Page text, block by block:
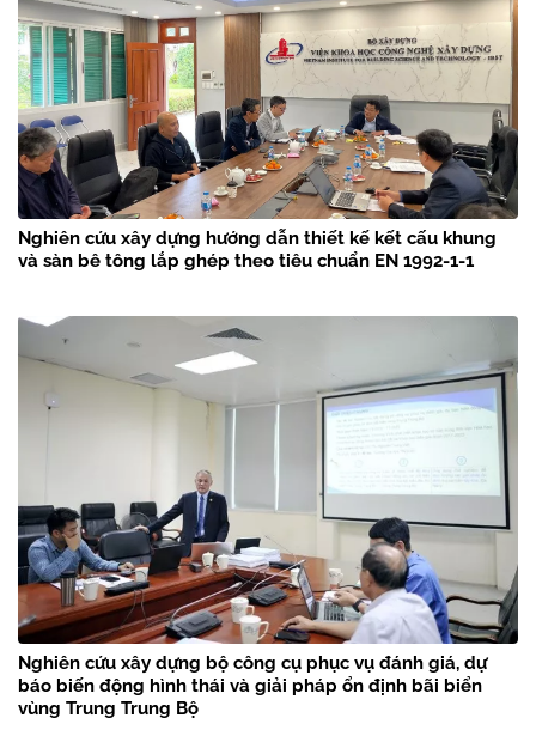
Nghiên cứu xây dựng hướng dẫn thiết kế kết cấu khung
và sàn bê tông lắp ghép theo tiêu chuẩn EN 1992-1-1
Nghiên cứu xây dựng bộ công cụ phục vụ đánh giá, dự
báo biến động hình thái và giải pháp ổn định bãi biển
vùng Trung Trung Bộ